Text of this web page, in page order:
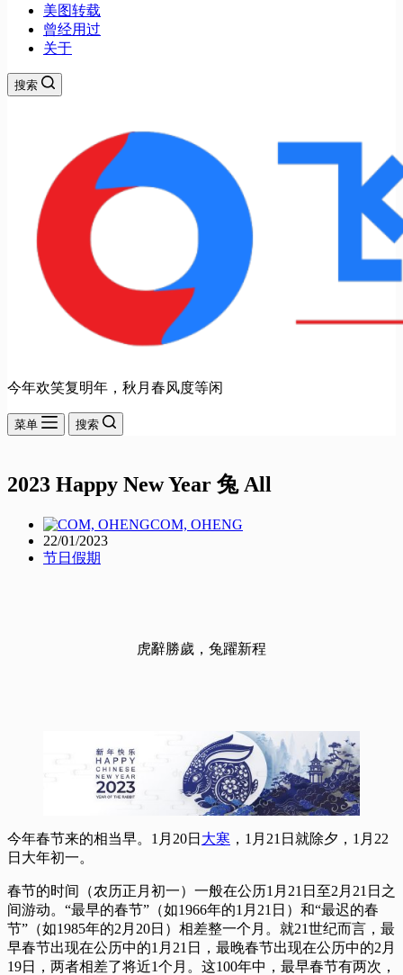
美图转载
曾经用过
关于
搜索
今年欢笑复明年，秋月春风度等闲
菜单 搜索
2023 Happy New Year 兔 All
COM, OHENG
22/01/2023
节日假期
虎辭勝歲，兔躍新程
今年春节来的相当早。1月20日 大寒 ，1月21日就除夕，1月22
日大年初一。
春节的时间（农历正月初一）一般在公历1月21日至2月21日之
间游动。“最早的春节”（如1966年的1月21日）和“最迟的春
节”（如1985年的2月20日）相差整一个月。就21世纪而言，最
早春节出现在公历中的1月21日，最晚春节出现在公历中的2月
19日，两者相差了将近1个月。这100年中，最早春节有两次，